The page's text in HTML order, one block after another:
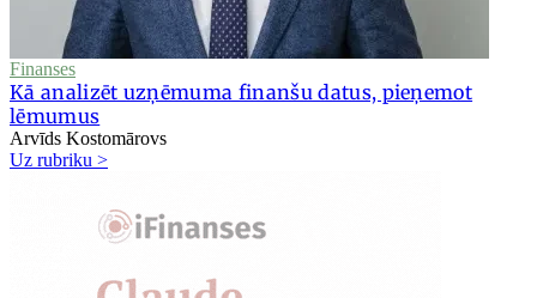
Finanses
Kā analizēt uzņēmuma finanšu datus, pieņemot
lēmumus
Arvīds Kostomārovs
Uz rubriku >